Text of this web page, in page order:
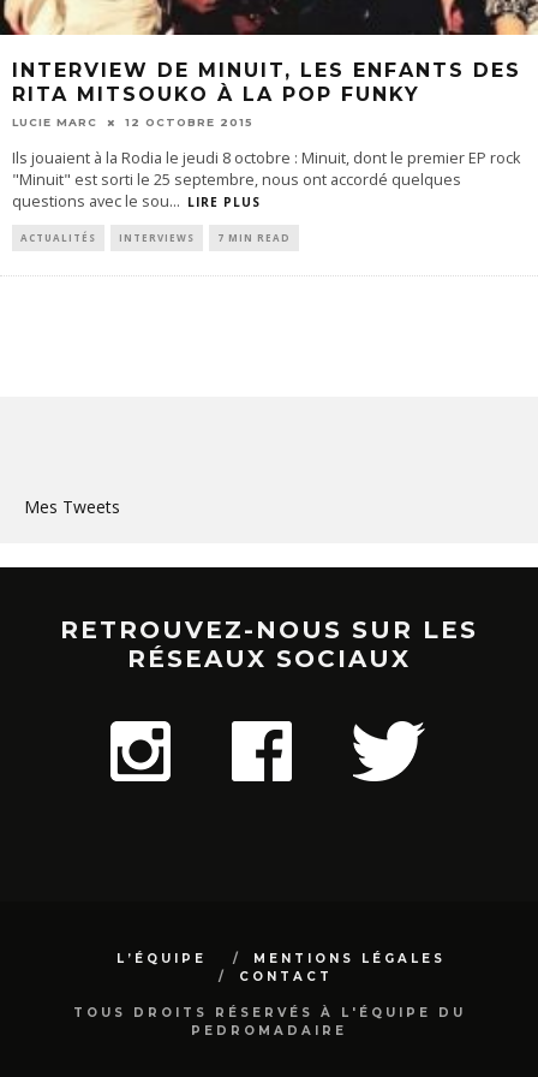
INTERVIEW DE MINUIT, LES ENFANTS DES
RITA MITSOUKO À LA POP FUNKY
LUCIE MARC 12 OCTOBRE 2015
Ils jouaient à la Rodia le jeudi 8 octobre : Minuit, dont le premier EP rock
"Minuit" est sorti le 25 septembre, nous ont accordé quelques
questions avec le sou... LIRE PLUS
ACTUALITÉS INTERVIEWS 7 MIN READ
Mes Tweets
RETROUVEZ-NOUS SUR LES
RÉSEAUX SOCIAUX
L’ÉQUIPE
MENTIONS LÉGALES
CONTACT
TOUS DROITS RÉSERVÉS À L'ÉQUIPE DU
PEDROMADAIRE